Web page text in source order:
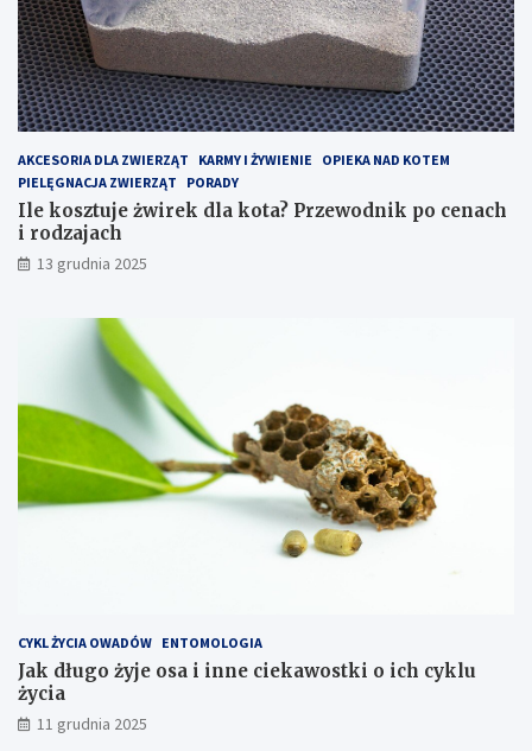
–
j
a
k
z
o
p
t
y
m
a
l
ć
o
t
l
o
a
t
p
o
c
e
n
a
c
h
i
r
o
d
h
AKCESORIA DLA ZWIERZĄT KARMY I ŻYWIENIE
OPIEKA NAD KOTEM
PIELĘGNACJA ZWIERZĄT
PORADY
Ile kosztuje żwirek dla kota? Przewodnik po cenach
i rodzajach
13 grudnia 2025
CYKL ŻYCIA OWADÓW ENTOMOLOGIA
Jak długo żyje osa i inne ciekawostki o ich cyklu
życia
11 grudnia 2025